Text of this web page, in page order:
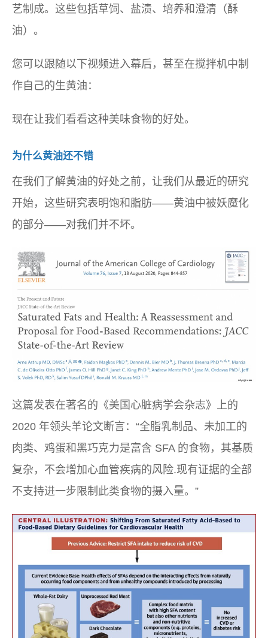
艺制成。这些包括草饲、盐渍、培养和澄清（酥
油）。
您可以跟随以下视频进入幕后，甚至在搅拌机中制
作自己的生黄油：
现在让我们看看这种美味食物的好处。
为什么黄油还不错
在我们了解黄油的好处之前，让我们从最近的研究
开始，这些研究表明饱和脂肪——黄油中被妖魔化
的部分——对我们并不坏。
这篇发表在著名的《美国心脏病学会杂志》上的
2020 年领头羊论文断言：“全脂乳制品、未加工的
肉类、鸡蛋和黑巧克力是富含 SFA 的食物，其基质
复杂，不会增加心血管疾病的风险.现有证据的全部
不支持进一步限制此类食物的摄入量。”